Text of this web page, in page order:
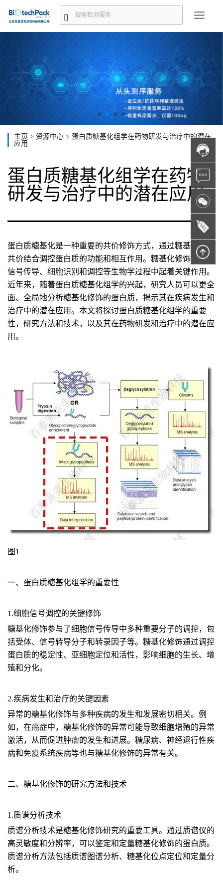
主页 > 资源中心 > 蛋白质糖基化组学在药物研发与治疗中的潜在
应用
蛋白质糖基化组学在药物
研发与治疗中的潜在应用
蛋白质糖基化是一种重要的共价修饰方式，通过糖基分子的
共价结合调控蛋白质的功能和相互作用。糖基化修饰在细胞
信号传导、细胞识别和调控等生物学过程中起着关键作用。
近年来，随着蛋白质糖基化组学的兴起，研究人员可以更全
面、全局地分析糖基化修饰的蛋白质，揭示其在疾病发生和
治疗中的潜在应用。本文将探讨蛋白质糖基化组学的重要
性，研究方法和技术，以及其在药物研发和治疗中的潜在应
用。
图1
一、蛋白质糖基化组学的重要性
1.细胞信号调控的关键修饰
糖基化修饰参与了细胞信号传导中多种重要分子的调控，包
括受体、信号转导分子和转录因子等。糖基化修饰通过调控
蛋白质的稳定性、亚细胞定位和活性，影响细胞的生长、增
殖和分化。
2.疾病发生和治疗的关键因素
异常的糖基化修饰与多种疾病的发生和发展密切相关。例
如，在癌症中，糖基化修饰的异常可能导致细胞增殖的异常
激活，从而促进肿瘤的发生和进展。糖尿病、神经退行性疾
病和免疫系统疾病等也与糖基化修饰的异常有关。
二、糖基化修饰的研究方法和技术
1.质谱分析技术
质谱分析技术是糖基化修饰研究的重要工具。通过质谱仪的
高灵敏度和分辨率，可以鉴定和定量糖基化修饰的蛋白质。
质谱分析方法包括质谱图谱分析、糖基化位点定位和定量分
析。